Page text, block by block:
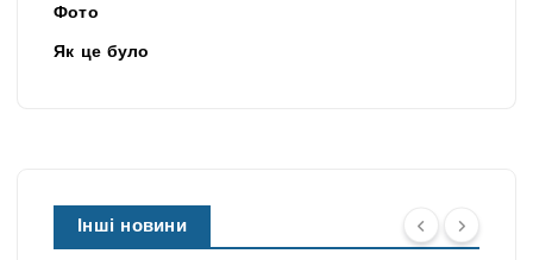
Фото
Як це було
Інші новини